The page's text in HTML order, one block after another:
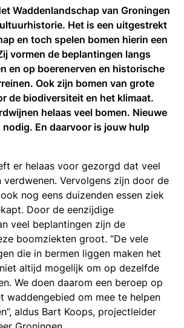
Waddenlandschap van Groningen
Het is een uitgestrekt
en toch spelen bomen hierin een
vormen de beplantingen langs
en op boerenerven en historische
Ook zijn bomen van grote
de biodiversiteit en het klimaat.
helaas veel bomen. Nieuwe
En daarvoor is jouw hulp
er helaas voor gezorgd dat veel
verdwenen. Vervolgens zijn door de
nog eens duizenden essen ziek
Door de eenzijdige
veel beplantingen zijn de
boomziekten groot. “De vele
die in bermen liggen maken het
altijd mogelijk om op dezelfde
We doen daarom een beroep op
waddengebied om mee te helpen
aldus Bart Koops, projectleider